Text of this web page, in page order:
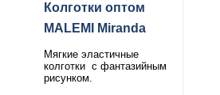
Колготки оптом
MALEMI Miranda
Мягкие эластичные
колготки с фантазийным
рисунком.